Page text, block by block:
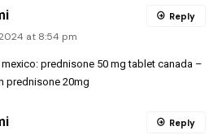
at 8:54 pm
prednisone 50 mg tablet canada –
prednisone 20mg
Reply
Reply